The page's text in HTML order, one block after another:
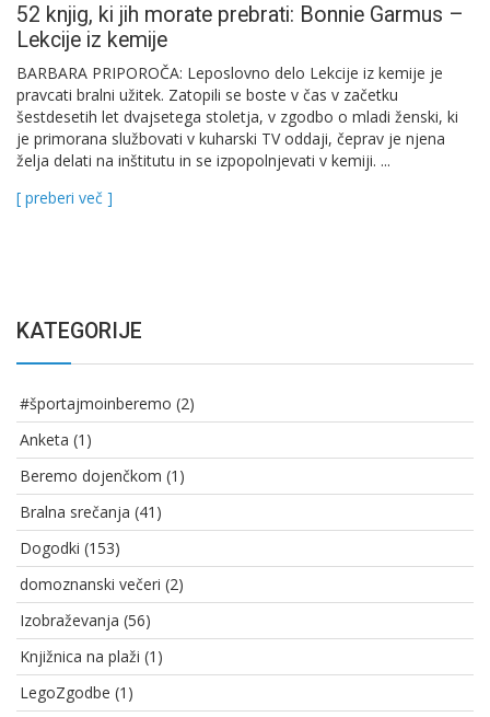
52 knjig, ki jih morate prebrati: Bonnie Garmus –
Lekcije iz kemije
BARBARA PRIPOROČA: Leposlovno delo Lekcije iz kemije je
pravcati bralni užitek. Zatopili se boste v čas v začetku
šestdesetih let dvajsetega stoletja, v zgodbo o mladi ženski, ki
je primorana službovati v kuharski TV oddaji, čeprav je njena
želja delati na inštitutu in se izpopolnjevati v kemiji. ...
[ preberi več ]
KATEGORIJE
#športajmoinberemo (2)
Anketa (1)
Beremo dojenčkom (1)
Bralna srečanja (41)
Dogodki (153)
domoznanski večeri (2)
Izobraževanja (56)
Knjižnica na plaži (1)
LegoZgodbe (1)